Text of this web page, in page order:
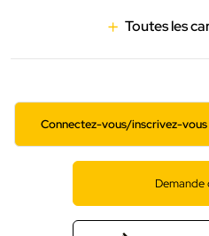
Toutes les
Connectez-vous/inscrivez-
Demande